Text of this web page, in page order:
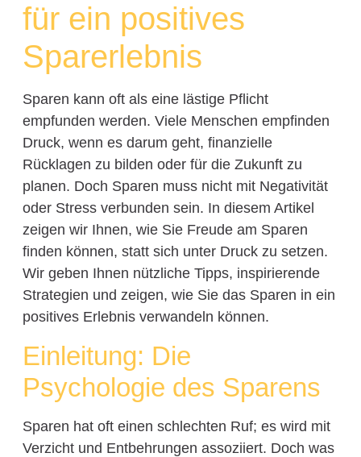
für ein positives
Sparerlebnis
Sparen kann oft als eine lästige Pflicht
empfunden werden. Viele Menschen empfinden
Druck, wenn es darum geht, finanzielle
Rücklagen zu bilden oder für die Zukunft zu
planen. Doch Sparen muss nicht mit Negativität
oder Stress verbunden sein. In diesem Artikel
zeigen wir Ihnen, wie Sie Freude am Sparen
finden können, statt sich unter Druck zu setzen.
Wir geben Ihnen nützliche Tipps, inspirierende
Strategien und zeigen, wie Sie das Sparen in ein
positives Erlebnis verwandeln können.
Einleitung: Die
Psychologie des Sparens
Sparen hat oft einen schlechten Ruf; es wird mit
Verzicht und Entbehrungen assoziiert. Doch was